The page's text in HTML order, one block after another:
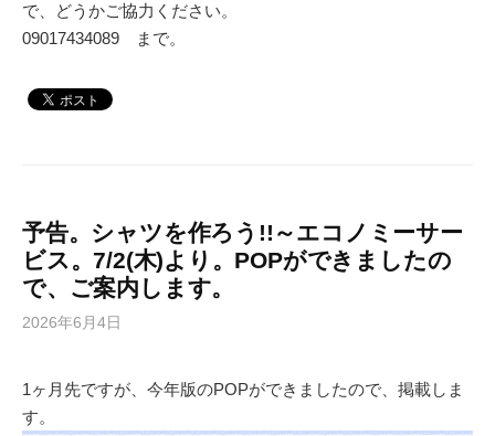
で、どうかご協力ください。
09017434089 まで。
予告。シャツを作ろう!!～エコノミーサー
ビス。7/2(木)より。POPができましたの
で、ご案内します。
2026年6月4日
1ヶ月先ですが、今年版のPOPができましたので、掲載しま
す。